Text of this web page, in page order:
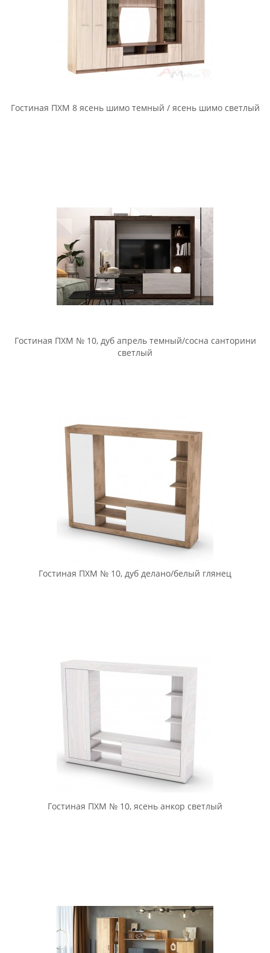
Гостиная ПХМ 8 ясень шимо темный / ясень шимо светлый
Гостиная ПХМ № 10, дуб апрель темный/сосна санторини
светлый
Гостиная ПХМ № 10, дуб делано/белый глянец
Гостиная ПХМ № 10, ясень анкор светлый